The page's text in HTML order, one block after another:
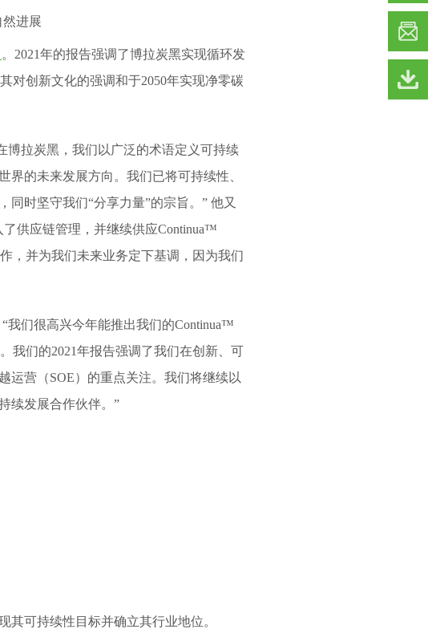
然进展
。2021年的报告强调了博拉炭黑实现循环发
创新文化的强调和于2050年实现净零碳
博拉炭黑，我们以广泛的术语定义可持续
的未来发展方向。我们已将可持续性、
时坚守我们“分享力量”的宗旨。” 他又
供应链管理，并继续供应Continua™
，并为我们未来业务定下基调，因为我们
我们很高兴今年能推出我们的Continua™
我们的2021年报告强调了我们在创新、可
运营（SOE）的重点关注。我们将继续以
续发展合作伙伴。”
其可持续性目标并确立其行业地位。